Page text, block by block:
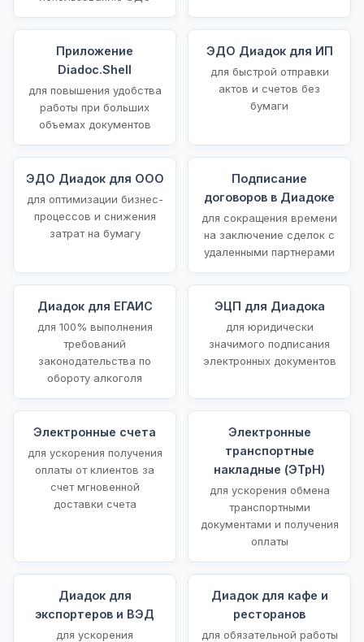
Приложение
Diadoc.Shell
для повышения удобства
работы при больших
объемах документов
ЭДО Диадок для ИП
для быстрой отправки
актов и счетов без
бумаги
ЭДО Диадок для ООО
для оптимизации бизнес-
процессов и снижения
затрат на бумагу
Подписание
договоров в Диадоке
для сокращения времени
на заключение сделок с
удаленными партнерами
Диадок для ЕГАИС
для 100% выполнения
требований
законодательства по
обороту алкоголя
ЭЦП для Диадока
для юридически
значимого подписания
электронных документов
Электронные счета
для ускорения получения
оплаты от клиентов за
счет мгновенной
доставки счета
Электронные
транспортные
накладные (ЭТрН)
для ускорения обмена
транспортными
документами и получения
оплаты
Диадок для
экспортеров и ВЭД
для ускорения
Диадок для кафе и
ресторанов
для обязательной работы